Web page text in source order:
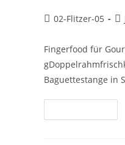
02-Flitzer-05
Fingerfood für
Baguettestange in